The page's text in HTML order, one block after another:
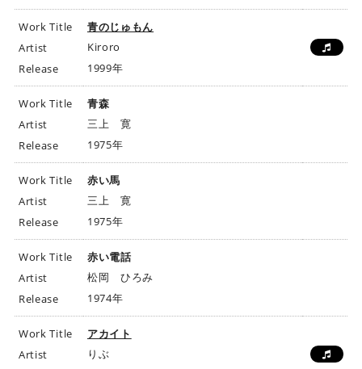
Work Title
青のじゅもん
Artist
Kiroro
Release
1999年
Work Title
青森
Artist
三上 寛
Release
1975年
Work Title
赤い馬
Artist
三上 寛
Release
1975年
Work Title
赤い電話
Artist
松岡 ひろみ
Release
1974年
Work Title
アカイト
Artist
りぶ